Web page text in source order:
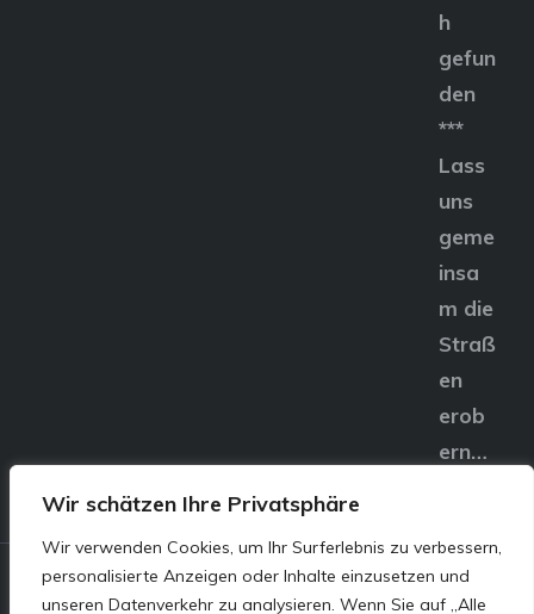
Wir schätzen Ihre Privatsphäre
Wir verwenden Cookies, um Ihr Surferlebnis zu verbessern,
personalisierte Anzeigen oder Inhalte einzusetzen und
unseren Datenverkehr zu analysieren. Wenn Sie auf „Alle
h
gefun
den
***
Lass
uns
geme
insa
m die
Straß
en
erob
ern…
© E&S Motors GmbH,